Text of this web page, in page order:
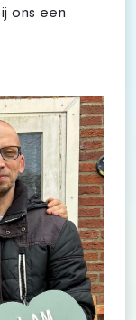
ons een